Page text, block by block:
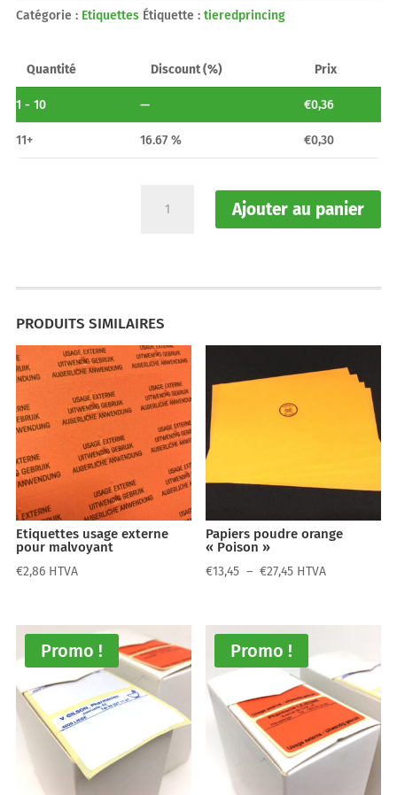
Catégorie : Etiquettes Étiquette : tieredprincing
Quantité Discount (%) Prix
1 - 10 — €0,36
11+ 16.67 % €0,30
Texte
Ajouter au panier
PRODUITS SIMILAIRES
Etiquettes usage externe
pour malvoyant
€2,86 HTVA
Papiers poudre orange
« Poison »
€13,45 – €27,45Plage
€13,45
€27,45
HTVA
Promo ! Promo !